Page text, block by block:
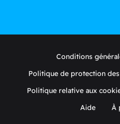
Conditions
Politique de protection
Politique relative aux
Aide
À